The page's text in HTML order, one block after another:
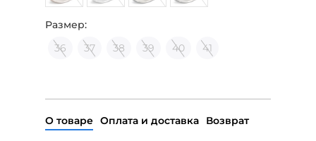
Размер:
36
37 38 39 40 41
О товаре Оплата и доставка Возврат